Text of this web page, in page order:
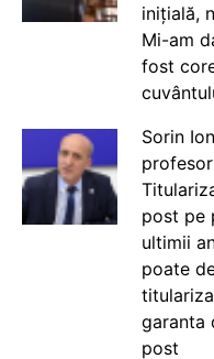
inițială,
Mi-am
fost
Sorin
post pe
ultimii
poate
garanta
post